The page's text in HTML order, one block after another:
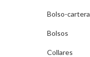
Bolso-cartera
Bolsos
Collares